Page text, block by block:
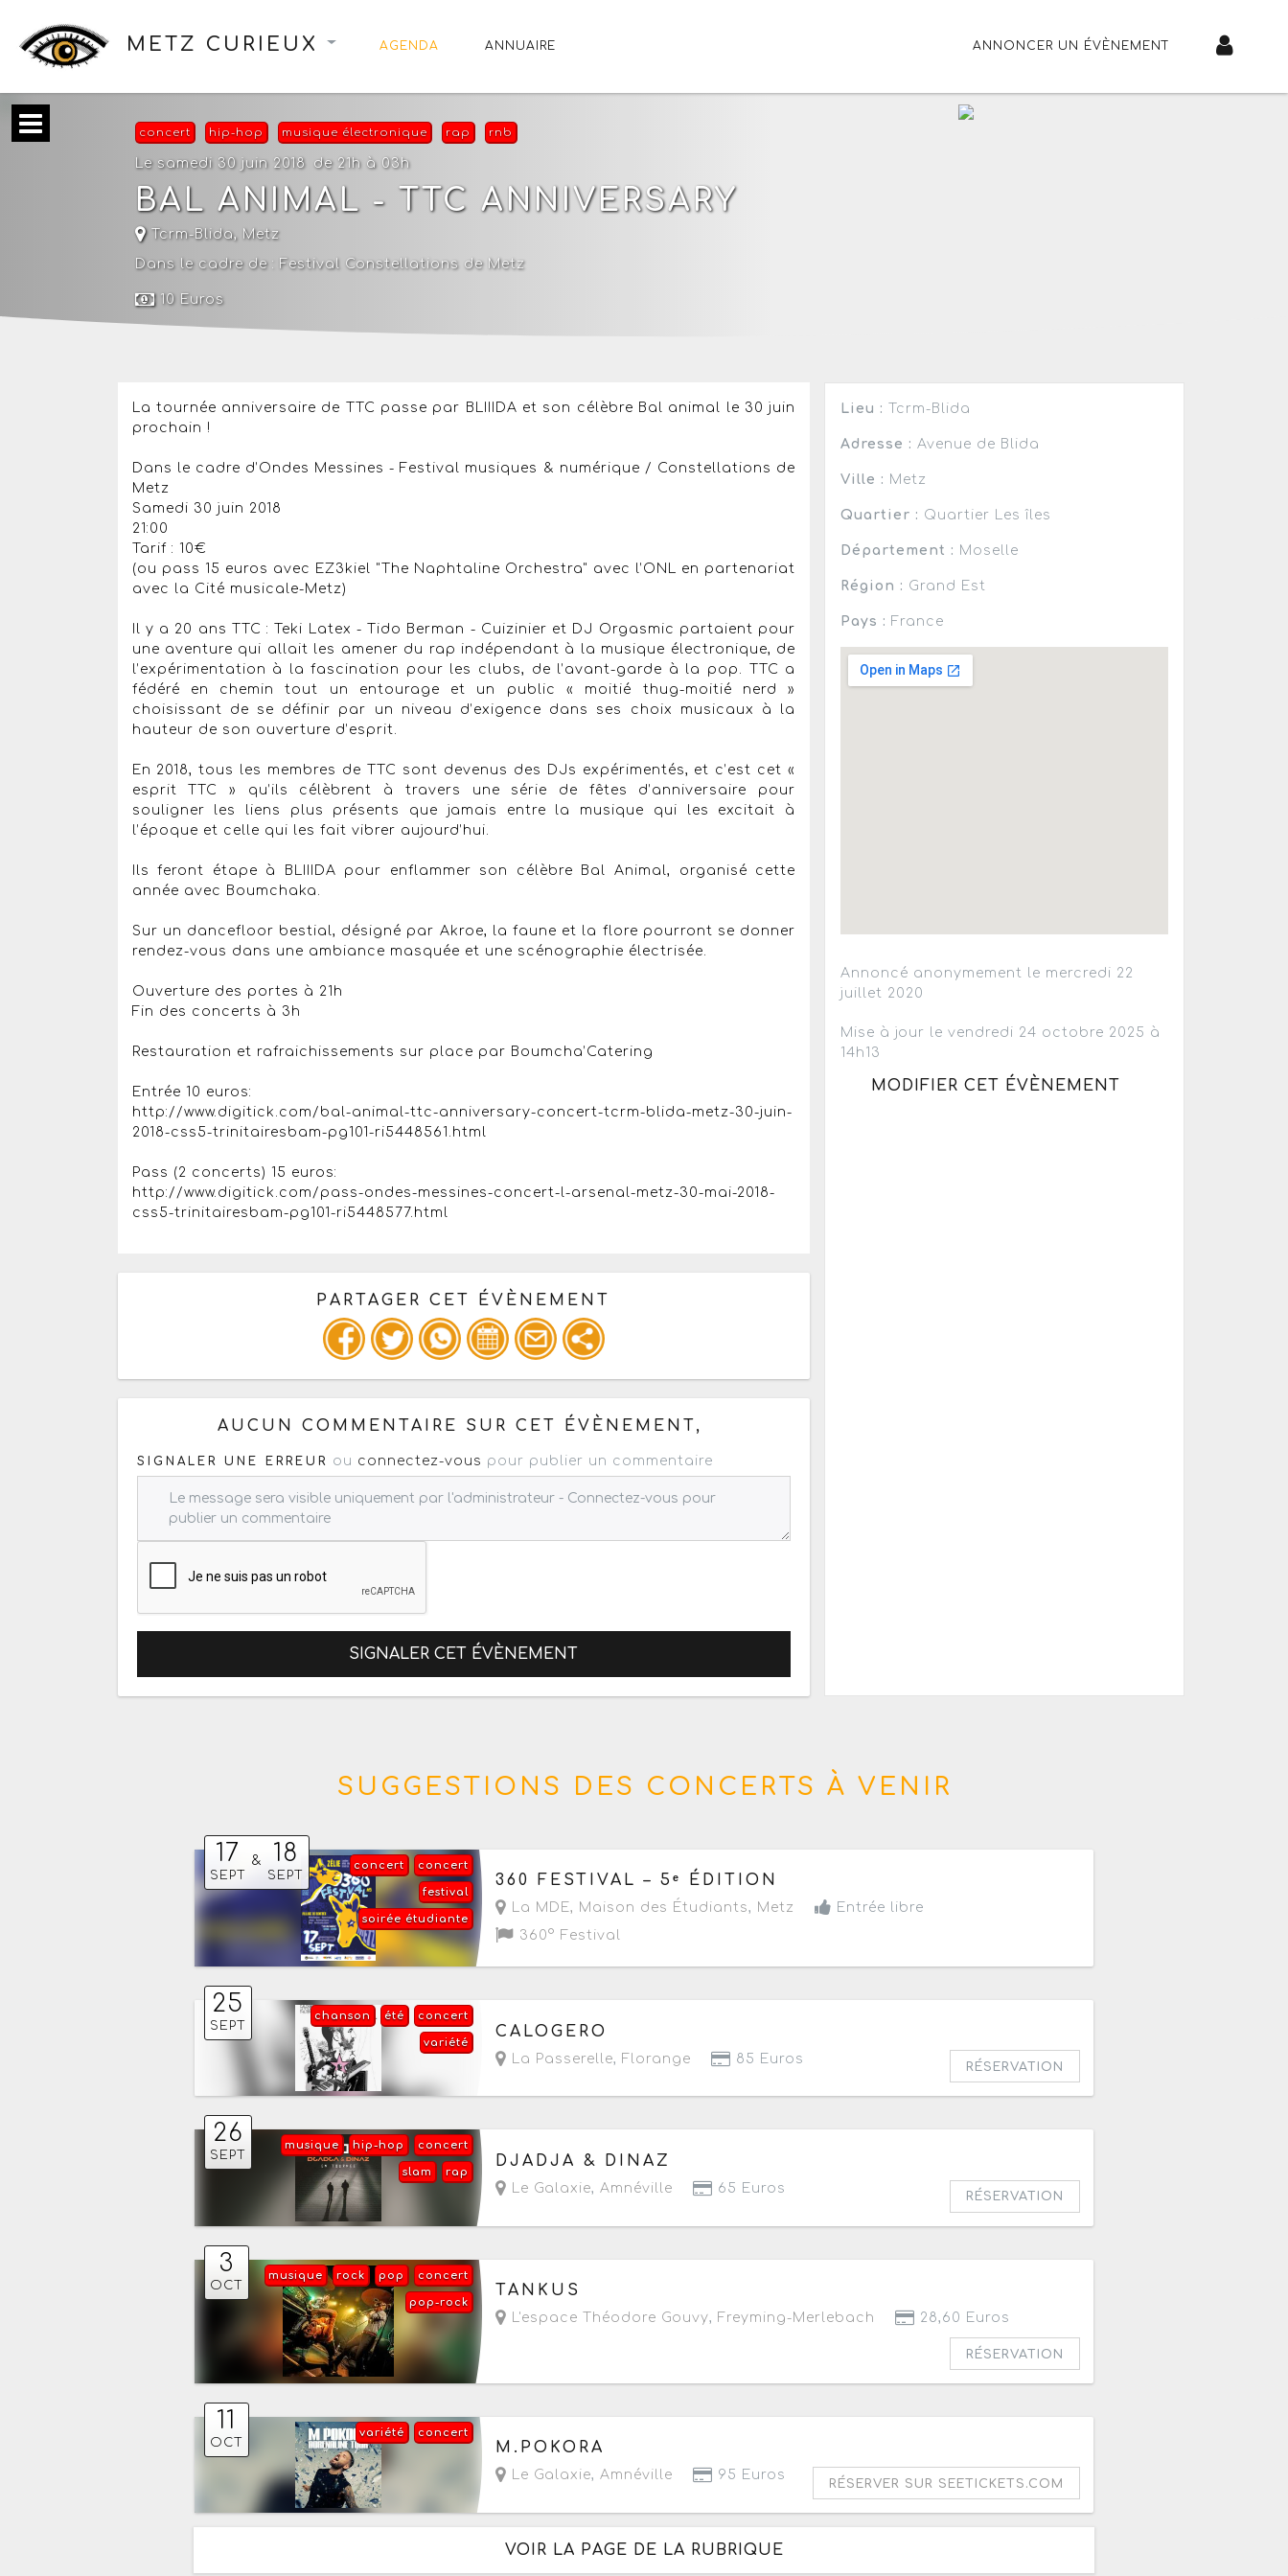
METZ CURIEUX AGENDA ANNUAIRE ANNONCER UN ÉVÈNEMENT
concert hip-hop musique électronique rap rnb
Le samedi 30 juin 2018 de 21h à 03h
BAL ANIMAL - TTC ANNIVERSARY
Tcrm-Blida, Metz
Dans le cadre de : Festival Constellations de Metz
10 Euros
La tournée anniversaire de TTC passe par BLIIIDA et son célèbre Bal animal le 30 juin
prochain !
Dans le cadre d’Ondes Messines - Festival musiques & numérique / Constellations de
Metz
Samedi 30 juin 2018
21:00
Tarif : 10€
(ou pass 15 euros avec EZ3kiel "The Naphtaline Orchestra" avec l’ONL en partenariat
avec la Cité musicale-Metz)
Il y a 20 ans TTC : Teki Latex - Tido Berman - Cuizinier et DJ Orgasmic partaient pour
une aventure qui allait les amener du rap indépendant à la musique électronique, de
l’expérimentation à la fascination pour les clubs, de l’avant-garde à la pop. TTC a
fédéré en chemin tout un entourage et un public « moitié thug-moitié nerd »
choisissant de se définir par un niveau d’exigence dans ses choix musicaux à la
hauteur de son ouverture d’esprit.
En 2018, tous les membres de TTC sont devenus des DJs expérimentés, et c’est cet «
esprit TTC » qu’ils célèbrent à travers une série de fêtes d’anniversaire pour
souligner les liens plus présents que jamais entre la musique qui les excitait à
l’époque et celle qui les fait vibrer aujourd’hui.
Ils feront étape à BLIIIDA pour enflammer son célèbre Bal Animal, organisé cette
année avec Boumchaka.
Sur un dancefloor bestial, désigné par Akroe, la faune et la flore pourront se donner
rendez-vous dans une ambiance masquée et une scénographie électrisée.
Ouverture des portes à 21h
Fin des concerts à 3h
Restauration et rafraichissements sur place par Boumcha’Catering
Entrée 10 euros:
http://www.digitick.com/bal-animal-ttc-anniversary-concert-tcrm-blida-metz-30-juin-
2018-css5-trinitairesbam-pg101-ri5448561.html
Pass (2 concerts) 15 euros:
http://www.digitick.com/pass-ondes-messines-concert-l-arsenal-metz-30-mai-2018-
css5-trinitairesbam-pg101-ri5448577.html
PARTAGER CET ÉVÈNEMENT
Copiez les infos ci-dessous pour un : mail / forum / réseau social
AUCUN COMMENTAIRE SUR CET ÉVÈNEMENT,
SIGNALER UNE ERREUR ou connectez-vous pour publier un commentaire
SIGNALER CET ÉVÈNEMENT
Lieu : Tcrm-Blida
Adresse : Avenue de Blida
Ville : Metz
Quartier : Quartier Les îles
Département : Moselle
Région : Grand Est
Pays : France
Annoncé anonymement le mercredi 22
juillet 2020
Mise à jour le vendredi 24 octobre 2025 à
14h13
MODIFIER CET ÉVÈNEMENT
SUGGESTIONS DES CONCERTS À VENIR
17
SEPT
& 18
SEPT
concert
concert
festival
soirée étudiante
Du jeudi 17 au vendredi 18 septembre 2026
360 FESTIVAL – 5ᵉ ÉDITION
La MDE, Maison des Étudiants, Metz
Entrée libre
360° Festival
25
SEPT
concert
été
chanson
variété
Le vendredi 25 septembre 2026
CALOGERO
La Passerelle, Florange 85 Euros
RÉSERVATION
26
SEPT
concert
hip-hop
musique
rap
slam
Le samedi 26 septembre 2026
DJADJA & DINAZ
Le Galaxie, Amnéville 65 Euros
RÉSERVATION
3
OCT
concert
pop
rock
musique
pop-rock
Le samedi 3 octobre 2026
TANKUS
L'espace Théodore Gouvy, Freyming-Merlebach 28,60 Euros
RÉSERVATION
11
OCT
concert
variété
Le dimanche 11 octobre 2026
M.POKORA
Le Galaxie, Amnéville 95 Euros
RÉSERVER SUR SEETICKETS.COM
VOIR LA PAGE DE LA RUBRIQUE